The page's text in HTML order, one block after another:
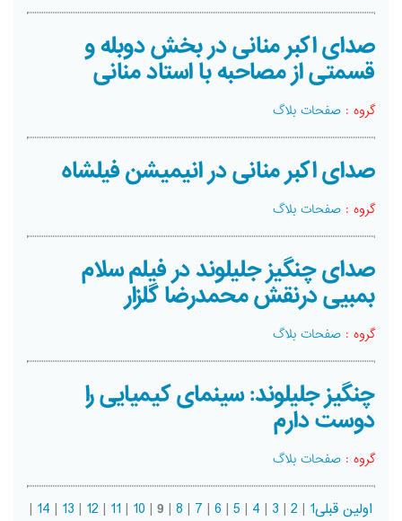
صدای اکبر منانی در بخش دوبله و
قسمتی از مصاحبه با استاد منانی
گروه : صفحات بلاگ
صدای اکبر منانی در انیمیشن فیلشاه
گروه : صفحات بلاگ
صدای چنگیز جلیلوند در فیلم سلام
بمبیی درنقش محمدرضا گلزار
گروه : صفحات بلاگ
چنگیز جلیلوند: سینمای کیمیایی را
دوست دارم
گروه : صفحات بلاگ
اولین قبلی1
|
2
|
3
|
4
|
5
|
6
|
7
|
8
|
9
|
10
|
11
|
12
|
13
|
14
|